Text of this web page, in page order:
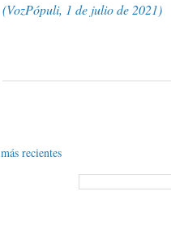
(VozPópuli, 1 de julio de 2021)
más recientes